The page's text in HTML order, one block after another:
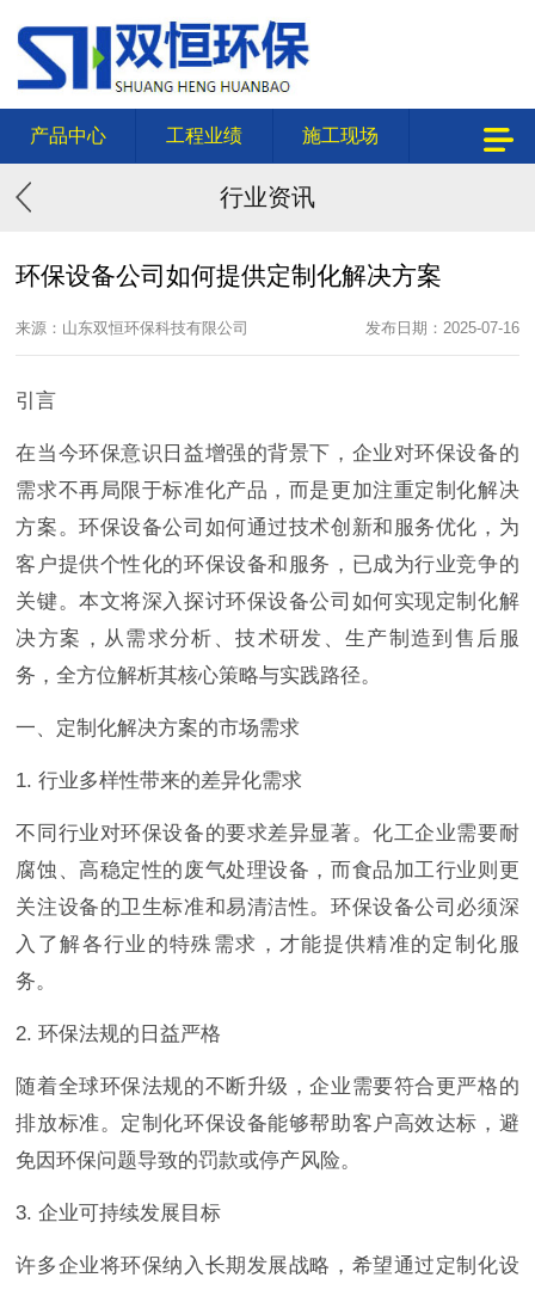
产品中心 工程业绩 施工现场
行业资讯
环保设备公司如何提供定制化解决方案
来源：山东双恒环保科技有限公司 发布日期：2025-07-16
引言
在当今环保意识日益增强的背景下，企业对环保设备的
需求不再局限于标准化产品，而是更加注重定制化解决
方案。环保设备公司如何通过技术创新和服务优化，为
客户提供个性化的环保设备和服务，已成为行业竞争的
关键。本文将深入探讨环保设备公司如何实现定制化解
决方案，从需求分析、技术研发、生产制造到售后服
务，全方位解析其核心策略与实践路径。
一、定制化解决方案的市场需求
1. 行业多样性带来的差异化需求
不同行业对环保设备的要求差异显著。化工企业需要耐
腐蚀、高稳定性的废气处理设备，而食品加工行业则更
关注设备的卫生标准和易清洁性。环保设备公司必须深
入了解各行业的特殊需求，才能提供精准的定制化服
务。
2. 环保法规的日益严格
随着全球环保法规的不断升级，企业需要符合更严格的
排放标准。定制化环保设备能够帮助客户高效达标，避
免因环保问题导致的罚款或停产风险。
3. 企业可持续发展目标
许多企业将环保纳入长期发展战略，希望通过定制化设